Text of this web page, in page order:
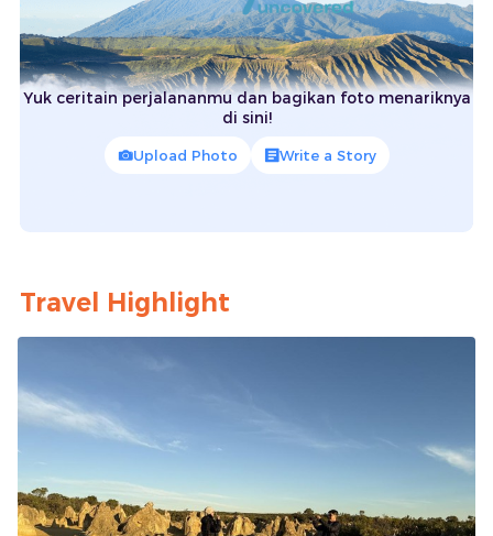
Yuk ceritain perjalananmu dan bagikan foto menariknya
di sini!
Upload Photo Write a Story
Travel Highlight